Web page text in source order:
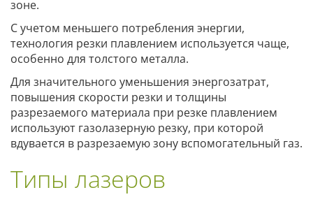
зоне.
С учетом меньшего потребления энергии,
технология резки плавлением используется чаще,
особенно для толстого металла.
Для значительного уменьшения энергозатрат,
повышения скорости резки и толщины
разрезаемого материала при резке плавлением
используют газолазерную резку, при которой
вдувается в разрезаемую зону вспомогательный газ.
Типы лазеров